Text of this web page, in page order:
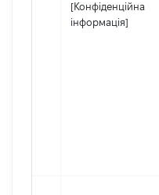
[Конфіденційна
інформація]